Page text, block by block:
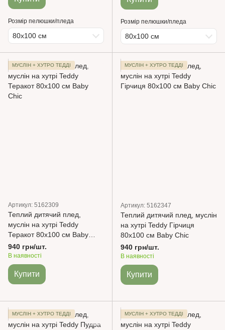
Розмір пелюшки/пледа
80х100 см
Розмір пелюшки/пледа
80х100 см
МУСЛІН + ХУТРО ТЕДДІ
Артикул: 5162309
Теплий дитячий плед,
муслін на хутрі Teddy
Теракот 80х100 см Baby
Chic
940 грн/шт.
В наявності
Купити
МУСЛІН + ХУТРО ТЕДДІ
Артикул: 5162347
Теплий дитячий плед, муслін
на хутрі Teddy Гірчиця
80х100 см Baby Chic
940 грн/шт.
В наявності
Купити
МУСЛІН + ХУТРО ТЕДДІ МУСЛІН + ХУТРО ТЕДДІ